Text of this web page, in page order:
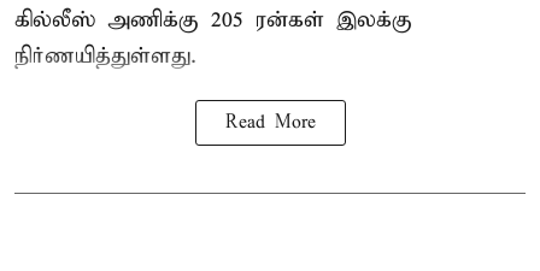
கில்லீஸ் அணிக்கு 205 ரன்கள் இலக்கு
நிர்ணயித்துள்ளது.
Read More